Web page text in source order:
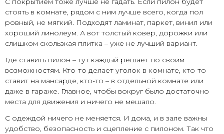
стоять в комнате, рядом с ним лучше всего, когда пол
ровный, не мягкий. Подходят ламинат, паркет, винил или
хороший линолеум. А вот толстый ковер, дорожки или
слишком скользкая плитка – уже не лучший вариант.
Где ставить пилон – тут каждый решает по своим
возможностям. Кто-то делает уголок в комнате, кто-то
ставит на мансарде, кто-то – в отдельной комнате или
даже в гараже. Главное, чтобы вокруг было достаточно
места для движения и ничего не мешало.
С одеждой ничего не меняется. И дома, и в зале важны
удобство, безопасность и сцепление с пилоном. Так что